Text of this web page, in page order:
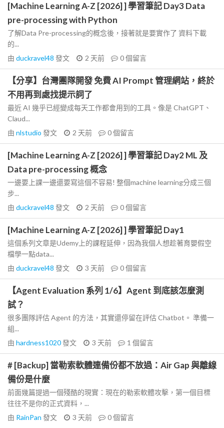
[Machine Learning A-Z [2026] ] 學習筆記 Day3 Data
pre-processing with Python
了解Data Pre-processing的概念後，接著就是要實作了 資料下載
的...
由 duckravel48 發文 2 天前 0個留言
【分享】台灣團隊開發 免費 AI Prompt 管理網站，終於
不用再到處找提示詞了
最近 AI 幾乎已經變成每天工作都會用到的工具。像是 ChatGPT、
Claud...
由 nlstudio 發文 2 天前 0個留言
[Machine Learning A-Z [2026] ] 學習筆記 Day2 ML 及
Data pre-processing 概念
一邊要上課一邊還要寫這個不容易! 整個machine learning分成三個
步...
由 duckravel48 發文 2 天前 0個留言
[Machine Learning A-Z [2026] ] 學習筆記 Day1
這個系列文章是Udemy上的課程延伸，因為我個人想趁著育嬰假空
檔學一點data...
由 duckravel48 發文 3 天前 0個留言
【Agent Evaluation 系列 1/6】Agent 到底該怎麼測
試？
很多團隊評估 Agent 的方法，其實還停留在評估 Chatbot。 準備一
組...
由 hardness1020發文 3 天前 1 個留言
# [Backup] 當勒索軟體連備份都不放過：Air Gap 與離線
備份是什麼
前面幾篇提過一個殘酷的現實：現在的勒索軟體攻擊，第一個目標
往往不是你的正式資料，...
由 RainPan 發文 3 天前 0個留言